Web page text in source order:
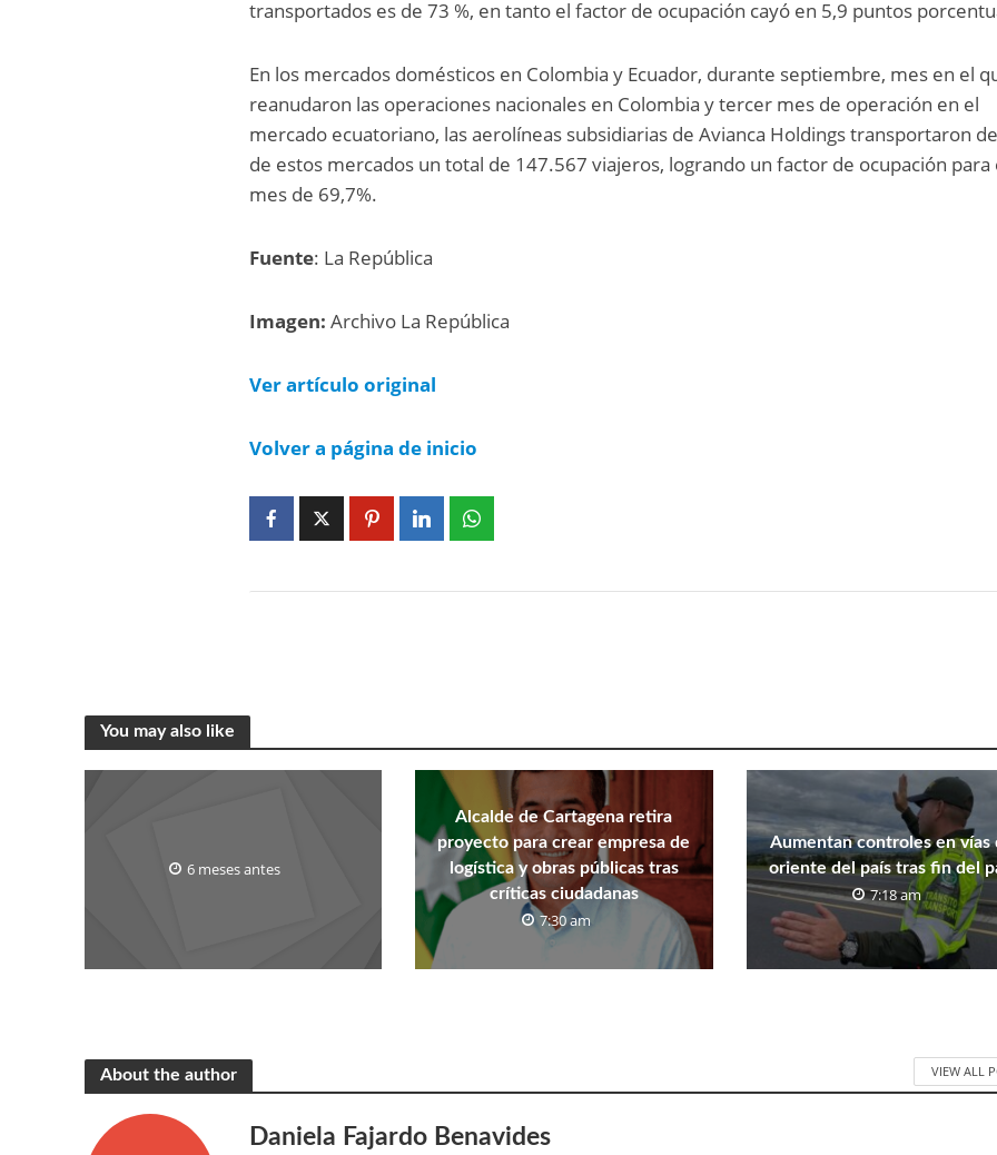
transportados es de 73 %, en tanto el factor de ocupación cayó en 5,9 puntos
En los mercados domésticos en Colombia y Ecuador, durante septiembre, mes en el
reanudaron las operaciones nacionales en Colombia y tercer mes de operación en el
mercado ecuatoriano, las aerolíneas subsidiarias de Avianca Holdings transportaron
de estos mercados un total de 147.567 viajeros, logrando un factor de ocupación para
mes de 69,7%.
Fuente: La República
Imagen:Archivo La República
Ver artículooriginal
Volver a página de inicio
You may also like
6 meses antes
Alcalde de Cartagena retira
proyecto para crear empresa de
logística y obras públicas tras
críticas ciudadanas
7:30 am
Aumentan controles en vías
oriente del país tras fin del
7:18 am
About the author VIEW ALL
Daniela Fajardo Benavides